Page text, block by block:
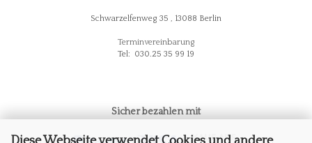
Schwarzelfenweg 35 , 13088 Berlin
Terminvereinbarung
Tel: 030.25 35 99 19
Sicher bezahlen mit